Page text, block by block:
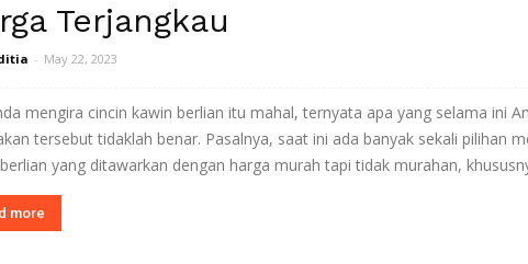
Terjangkau
- May 22, 2023
mengira cincin kawin berlian itu mahal, ternyata apa yang selama ini
tersebut tidaklah benar. Pasalnya, saat ini ada banyak sekali pilihan
yang ditawarkan dengan harga murah tapi tidak murahan,
more